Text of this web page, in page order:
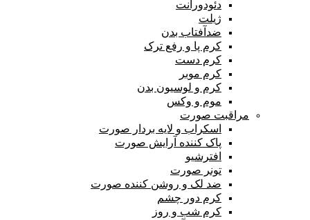
دئودورانت
ژیلت
ضدآفتاب بدن
کرم پا و رفع ترک
کرم دست
کرم موبر
کرم و لوسیون بدن
موم و وکس
مراقبت صورت
اسکراب و لایه بردار صورت
پاک کننده آرایش صورت
افترشیو
تونر صورت
ضد لک و روشن کننده صورت
کرم دور چشم
کرم شب و روز